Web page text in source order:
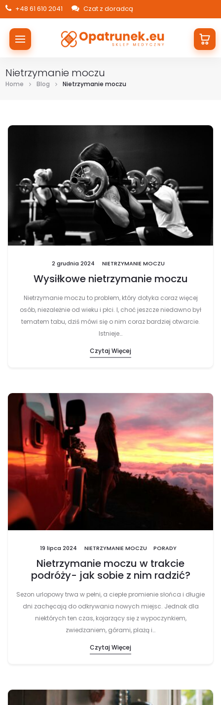
+48 61 610 2041 Czat z doradcą
Nietrzymanie moczu
Home Blog Nietrzymanie moczu
2 grudnia 2024 NIETRZYMANIE MOCZU
Wysiłkowe nietrzymanie moczu
Nietrzymanie moczu to problem, który dotyka coraz więcej
osób, niezależnie od wieku i płci. I, choć jeszcze niedawno był
tematem tabu, dziś mówi się o nim coraz bardziej otwarcie.
Istnieje…
Czytaj Więcej
19 lipca 2024 NIETRZYMANIE MOCZU PORADY
Nietrzymanie moczu w trakcie
podróży- jak sobie z nim radzić?
Sezon urlopowy trwa w pełni, a ciepłe promienie słońca i długie
dni zachęcają do odkrywania nowych miejsc. Jednak dla
niektórych ten czas, kojarzący się z wypoczynkiem,
zwiedzaniem, górami, plażą i…
Czytaj Więcej